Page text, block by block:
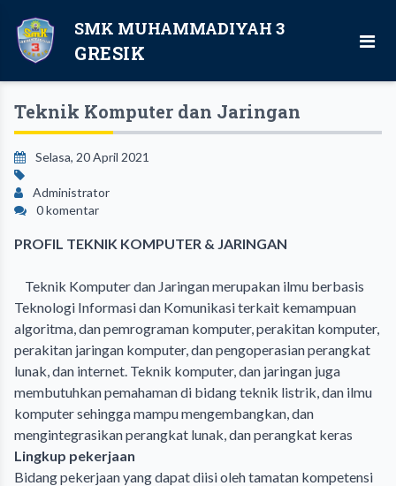
SMK MUHAMMADIYAH 3
GRESIK
Teknik Komputer dan Jaringan
Selasa, 20 April 2021
Administrator
0 komentar
PROFIL TEKNIK KOMPUTER & JARINGAN
Teknik Komputer dan Jaringan merupakan ilmu berbasis
Teknologi Informasi dan Komunikasi terkait kemampuan
algoritma, dan pemrograman komputer, perakitan komputer,
perakitan jaringan komputer, dan pengoperasian perangkat
lunak, dan internet. Teknik komputer, dan jaringan juga
membutuhkan pemahaman di bidang teknik listrik, dan ilmu
komputer sehingga mampu mengembangkan, dan
mengintegrasikan perangkat lunak, dan perangkat keras
Lingkup pekerjaan
Bidang pekerjaan yang dapat diisi oleh tamatan kompetensi